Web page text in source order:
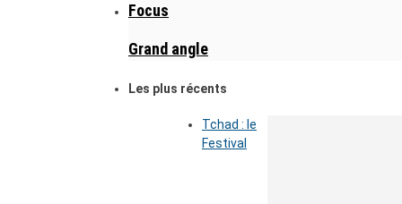
Focus
Grand angle
Les plus récents
Tchad : le
Festival